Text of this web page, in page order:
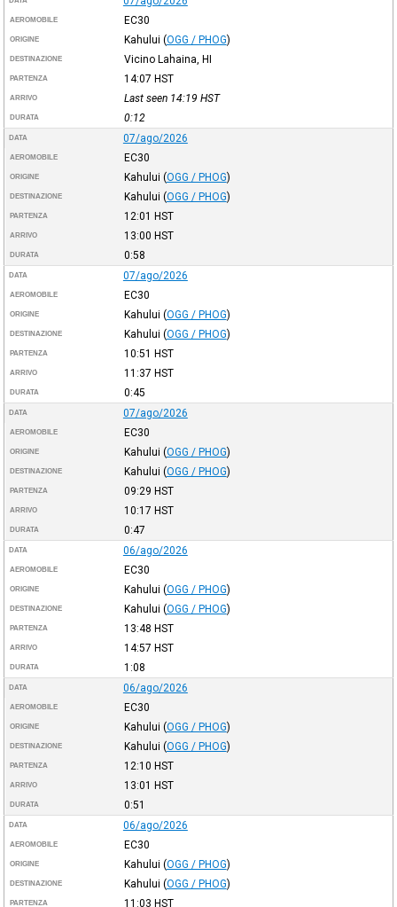
AEROMOBILE EC30
ORIGINE Kahului (OGG / PHOG)
DESTINAZIONE Vicino Lahaina, HI
PARTENZA 14:07 HST
ARRIVO Last seen 14:19 HST
DURATA 0:12
DATA 07/ago/2026
AEROMOBILE EC30
ORIGINE Kahului (OGG / PHOG)
DESTINAZIONE Kahului (OGG / PHOG)
PARTENZA 12:01 HST
ARRIVO 13:00 HST
DURATA 0:58
DATA 07/ago/2026
AEROMOBILE EC30
ORIGINE Kahului (OGG / PHOG)
DESTINAZIONE Kahului (OGG / PHOG)
PARTENZA 10:51 HST
ARRIVO 11:37 HST
DURATA 0:45
DATA 07/ago/2026
AEROMOBILE EC30
ORIGINE Kahului (OGG / PHOG)
DESTINAZIONE Kahului (OGG / PHOG)
PARTENZA 09:29 HST
ARRIVO 10:17 HST
DURATA 0:47
DATA 06/ago/2026
AEROMOBILE EC30
ORIGINE Kahului (OGG / PHOG)
DESTINAZIONE Kahului (OGG / PHOG)
PARTENZA 13:48 HST
ARRIVO 14:57 HST
DURATA 1:08
DATA 06/ago/2026
AEROMOBILE EC30
ORIGINE Kahului (OGG / PHOG)
DESTINAZIONE Kahului (OGG / PHOG)
PARTENZA 12:10 HST
ARRIVO 13:01 HST
DURATA 0:51
DATA 06/ago/2026
AEROMOBILE EC30
ORIGINE Kahului (OGG / PHOG)
DESTINAZIONE Kahului (OGG / PHOG)
PARTENZA 11:03 HST